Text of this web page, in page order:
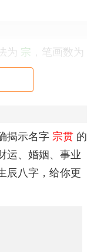
为 宗 ，笔画数为
为貫，笔画数为
大吉。
争取。
揭示名字 宗贯 的
运、婚姻、事业
辰八字，给你更